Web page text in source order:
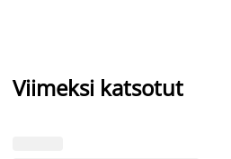
Viimeksi katsotut